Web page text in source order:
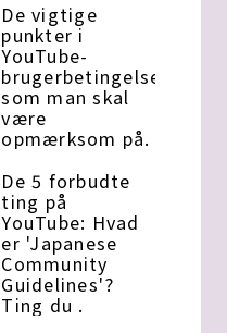
De vigtige
punkter i
YouTube-
brugerbetingelserne,
som man skal
være
opmærksom på.
De 5 forbudte
ting på
YouTube: Hvad
er 'Japanese
Community
Guidelines'?
Ting du .